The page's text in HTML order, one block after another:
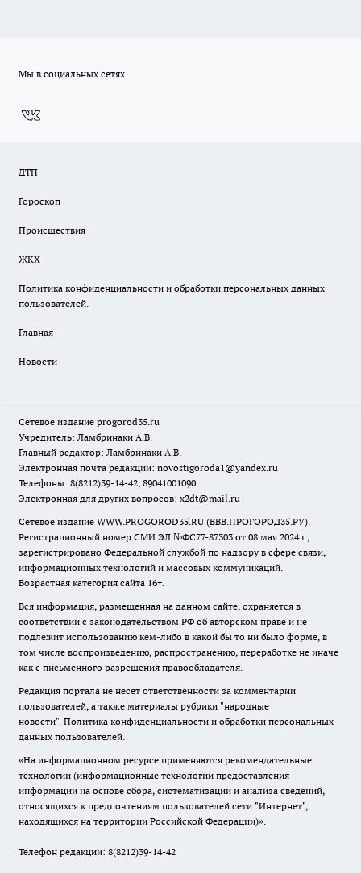
Мы в социальных сетях
ДТП
Гороскоп
Происшествия
ЖКХ
Политика конфиденциальности и обработки персональных данных
пользователей.
Главная
Новости
Сетевое издание progorod35.ru
Учредитель: Ламбринаки А.В.
Главный редактор: Ламбринаки А.В.
Электронная почта редакции: novostigoroda1@yandex.ru
Телефоны: 8(8212)39-14-42, 89041001090
Электронная для других вопросов: x2dt@mail.ru
Сетевое издание WWW.PROGOROD35.RU (ВВВ.ПРОГОРОД35.РУ).
Регистрационный номер СМИ ЭЛ №ФС77-87303 от 08 мая 2024 г.,
зарегистрировано Федеральной службой по надзору в сфере связи,
информационных технологий и массовых коммуникаций.
Возрастная категория сайта 16+.
Вся информация, размещенная на данном сайте, охраняется в
соответствии с законодательством РФ об авторском праве и не
подлежит использованию кем-либо в какой бы то ни было форме, в
том числе воспроизведению, распространению, переработке не иначе
как с письменного разрешения правообладателя.
Редакция портала не несет ответственности за комментарии
пользователей, а также материалы рубрики "народные
новости". Политика конфиденциальности и обработки персональных
данных пользователей.
«На информационном ресурсе применяются рекомендательные
технологии (информационные технологии предоставления
информации на основе сбора, систематизации и анализа сведений,
относящихся к предпочтениям пользователей сети "Интернет",
находящихся на территории Российской Федерации)».
Телефон редакции: 8(8212)39-14-42